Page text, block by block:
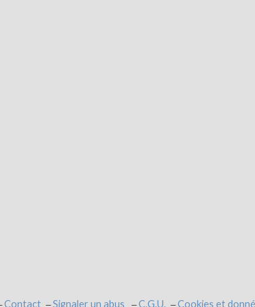
Contact Signaler un abus C.G.U. Cookies et